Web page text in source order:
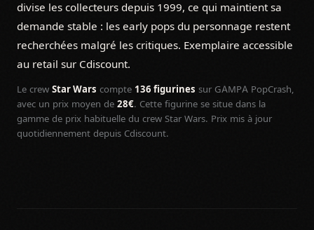
divise les collecteurs depuis 1999, ce qui maintient sa
demande stable : les early pops du personnage restent
recherchées malgré les critiques. Exemplaire accessible
au retail sur Cdiscount.
Le crew Star Wars compte 136 figurines sur GAMPA PopCrash,
avec un prix moyen de 28€. Cette figurine se situe dans la
gamme de prix habituelle du crew Star Wars. Prix mis à jour
quotidiennement depuis Cdiscount.